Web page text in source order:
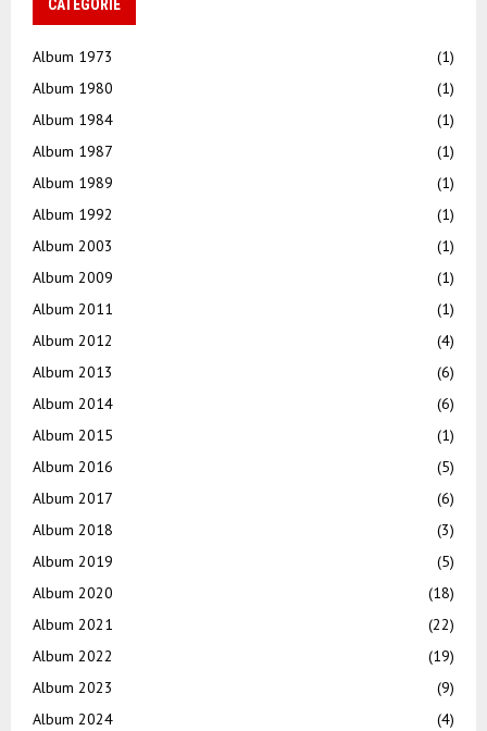
CATEGORIE
Album 1973
(1)
Album 1980
(1)
Album 1984
(1)
Album 1987
(1)
Album 1989
(1)
Album 1992
(1)
Album 2003
(1)
Album 2009
(1)
Album 2011
(1)
Album 2012
(4)
Album 2013
(6)
Album 2014
(6)
Album 2015
(1)
Album 2016
(5)
Album 2017
(6)
Album 2018
(3)
Album 2019
(5)
Album 2020
(18)
Album 2021
(22)
Album 2022
(19)
Album 2023
(9)
Album 2024
(4)